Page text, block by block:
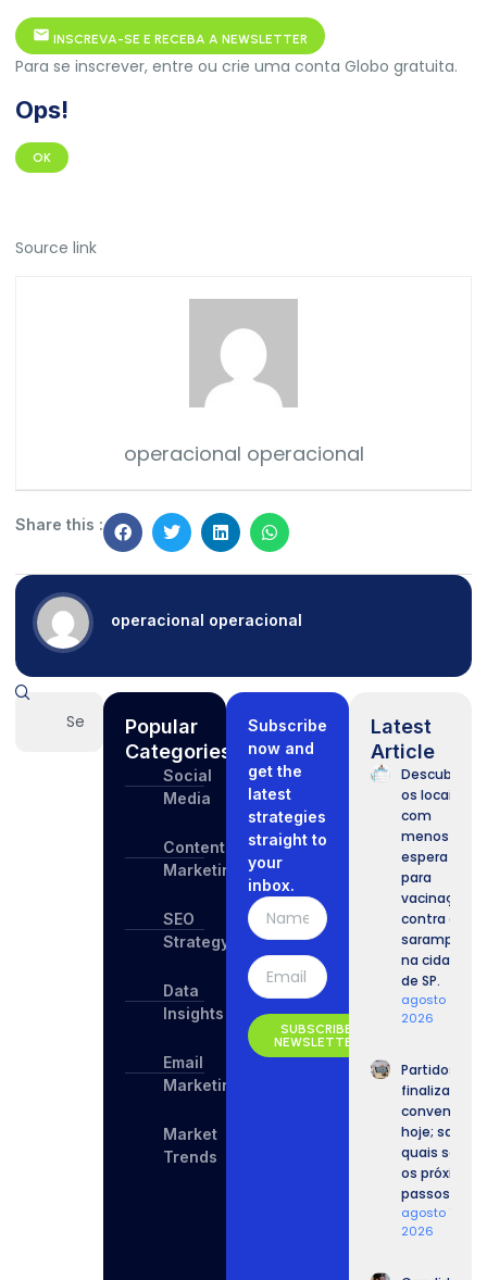
INSCREVA-SE E RECEBA A NEWSLETTER
Para se inscrever, entre ou crie uma conta Globo gratuita.
Ops!
OK
Source link
operacional operacional
Share this :
operacional operacional
Popular
Categories
Social
Media
Content
Marketing
SEO
Strategy
Data
Insights
Email
Marketing
Market
Trends
Subscribe
now and
get the
latest
strategies
straight to
your
inbox.
SUBSCRIBE
NEWSLETTER
Latest
Article
Descubra
os locais
com
menos
espera
para
vacinação
contra o
sarampo
na cidade
de SP.
agosto 8,
2026
Partidos
finalizam
convenções
hoje; saiba
quais serão
os próximos
passos.
agosto 7,
2026